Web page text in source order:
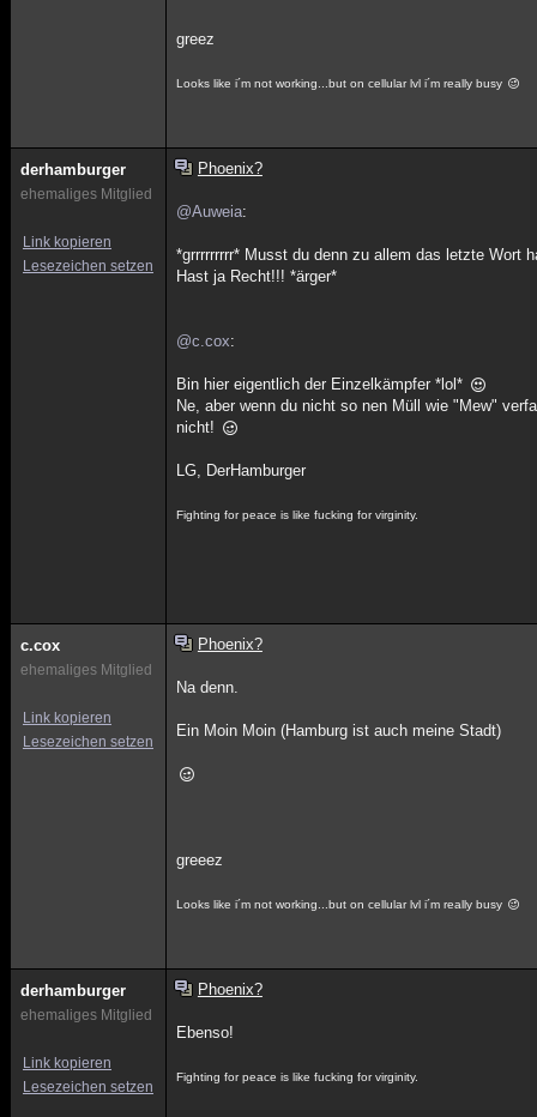
greez
Looks like i´m not working...but on cellular lvl i´m really busy
derhamburger
ehemaliges Mitglied
Link kopieren
Lesezeichen setzen
Phoenix?
@Auweia:
*grrrrrrrrr* Musst du denn zu allem das letzte Wort
Hast ja Recht!!! *ärger*
@c.cox:
Bin hier eigentlich der Einzelkämpfer *lol*
Ne, aber wenn du nicht so nen Müll wie "Mew"
nicht!
LG, DerHamburger
Fighting for peace is like fucking for virginity.
c.cox
ehemaliges Mitglied
Link kopieren
Lesezeichen setzen
Phoenix?
Na denn.
Ein Moin Moin (Hamburg ist auch meine Stadt)
greeez
Looks like i´m not working...but on cellular lvl i´m really busy
derhamburger
ehemaliges Mitglied
Link kopieren
Lesezeichen setzen
Phoenix?
Ebenso!
Fighting for peace is like fucking for virginity.